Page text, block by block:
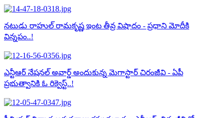
నటుడు రాహుల్ రామకృష్ణ ఇంట తీవ్ర విషాదం - ప్రధాని మోదీకి
విన్నపం..!
ఎన్టీఆర్ నేషనల్ అవార్డ్ అందుకున్న మెగాస్టార్ చిరంజీవి - ఏపీ
ప్రభుత్వానికి ఓ రిక్వెస్ట్..!